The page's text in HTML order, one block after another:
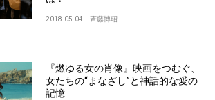
2018.05.04 斉藤博昭
『燃ゆる女の肖像』映画をつむぐ、
女たちの“まなざし”と神話的な愛の
記憶